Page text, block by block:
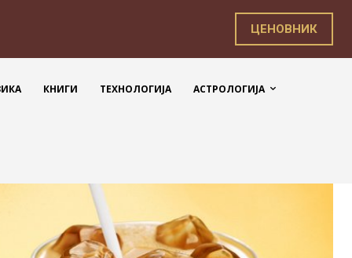
ЦЕНОВНИК
КНИГИ ТЕХНОЛОГИЈА АСТРОЛОГИЈА